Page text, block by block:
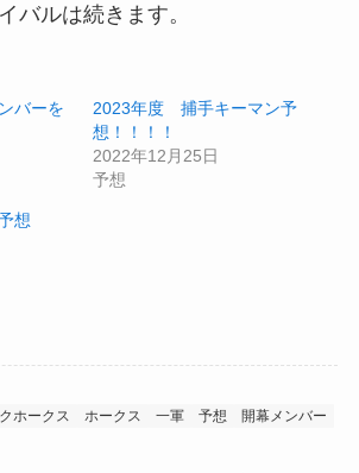
バルは続きます。
バーを
2023年度 捕手キーマン予
想！！！！
2022年12月25日
予想
想
ホークス ホークス 一軍 予想 開幕メンバー